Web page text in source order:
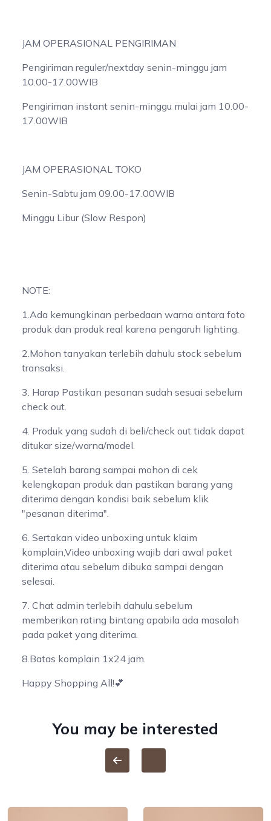
JAM OPERASIONAL PENGIRIMAN
Pengiriman reguler/nextday senin-minggu jam
10.00-17.00WIB
Pengiriman instant senin-minggu mulai jam 10.00-
17.00WIB
JAM OPERASIONAL TOKO
Senin-Sabtu jam 09.00-17.00WIB
Minggu Libur (Slow Respon)
NOTE:
1.Ada kemungkinan perbedaan warna antara foto
produk dan produk real karena pengaruh lighting.
2.Mohon tanyakan terlebih dahulu stock sebelum
transaksi.
3. Harap Pastikan pesanan sudah sesuai sebelum
check out.
4. Produk yang sudah di beli/check out tidak dapat
ditukar size/warna/model.
5. Setelah barang sampai mohon di cek
kelengkapan produk dan pastikan barang yang
diterima dengan kondisi baik sebelum klik
"pesanan diterima".
6. Sertakan video unboxing untuk klaim
komplain,Video unboxing wajib dari awal paket
diterima atau sebelum dibuka sampai dengan
selesai.
7. Chat admin terlebih dahulu sebelum
memberikan rating bintang apabila ada masalah
pada paket yang diterima.
8.Batas komplain 1x24 jam.
Happy Shopping All!💕
You may be interested